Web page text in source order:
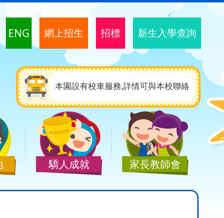
ENG 網上招生 招標 新生入學查詢
本園設有校車服務,詳情可與本校聯絡
驕人成就 家長教師會